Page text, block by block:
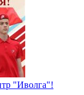
"Иволга"!